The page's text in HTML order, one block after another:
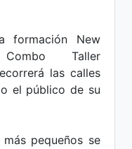
formación New
Taller
las calles
el público de su
pequeños se